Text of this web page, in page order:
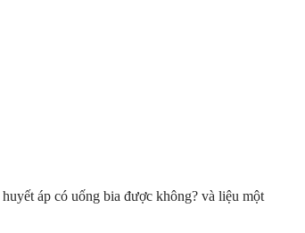
huyết áp có uống bia được không? và liệu một